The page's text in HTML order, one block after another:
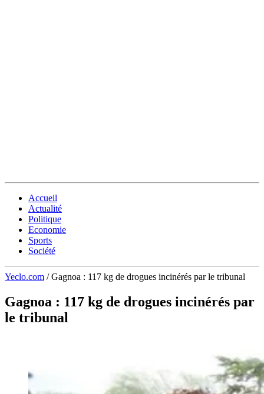
Accueil
Actualité
Politique
Economie
Sports
Société
Yeclo.com / Gagnoa : 117 kg de drogues incinérés par le tribunal
Gagnoa : 117 kg de drogues incinérés par
le tribunal